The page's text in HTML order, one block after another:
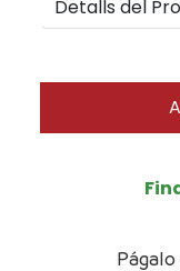
Detalls del